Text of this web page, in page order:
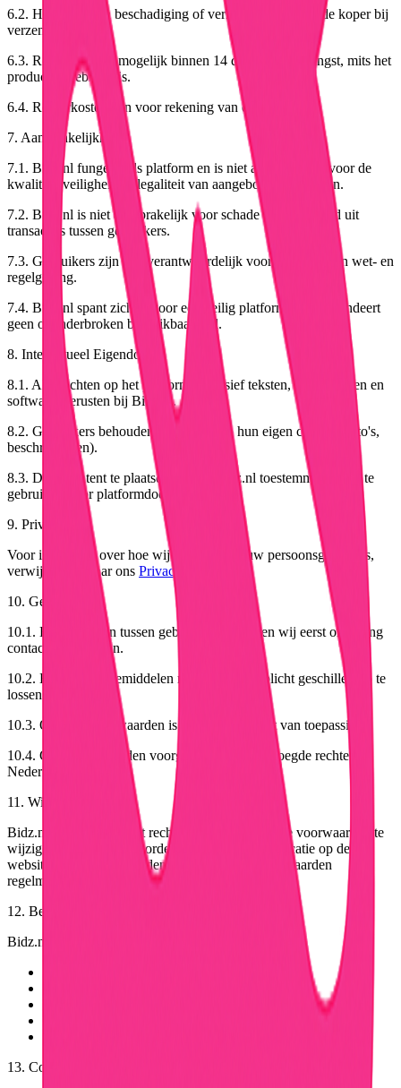
6.2. Het risico van beschadiging of verlies gaat over op de koper bij
verzending.
6.3. Retourneren is mogelijk binnen 14 dagen na ontvangst, mits het
product ongebruikt is.
6.4. Retourkosten zijn voor rekening van de koper.
7. Aansprakelijkheid
7.1. Bidz.nl fungeert als platform en is niet aansprakelijk voor de
kwaliteit, veiligheid of legaliteit van aangeboden producten.
7.2. Bidz.nl is niet aansprakelijk voor schade voortvloeiend uit
transacties tussen gebruikers.
7.3. Gebruikers zijn zelf verantwoordelijk voor naleving van wet- en
regelgeving.
7.4. Bidz.nl spant zich in voor een veilig platform maar garandeert
geen ononderbroken beschikbaarheid.
8. Intellectueel Eigendom
8.1. Alle rechten op het platform, inclusief teksten, afbeeldingen en
software, berusten bij Bidz.nl.
8.2. Gebruikers behouden de rechten op hun eigen content (foto's,
beschrijvingen).
8.3. Door content te plaatsen geeft u Bidz.nl toestemming deze te
gebruiken voor platformdoeleinden.
9. Privacy
Voor informatie over hoe wij omgaan met uw persoonsgegevens,
verwijzen wij naar ons Privacybeleid
10. Geschillen
10.1. Bij geschillen tussen gebruikers adviseren wij eerst onderling
contact op te nemen.
10.2. Bidz.nl kan bemiddelen maar is niet verplicht geschillen op te
lossen.
10.3. Op deze voorwaarden is Nederlands recht van toepassing.
10.4. Geschillen worden voorgelegd aan de bevoegde rechter in
Nederland.
11. Wijzigingen
Bidz.nl behoudt zich het recht voor deze algemene voorwaarden te
wijzigen. Wijzigingen worden van kracht na publicatie op de
website. Gebruikers worden geadviseerd de voorwaarden
regelmatig te raadplegen.
12. Bedrijfsgegevens
Bidz.nl wordt geëxploiteerd door:
13. Contact